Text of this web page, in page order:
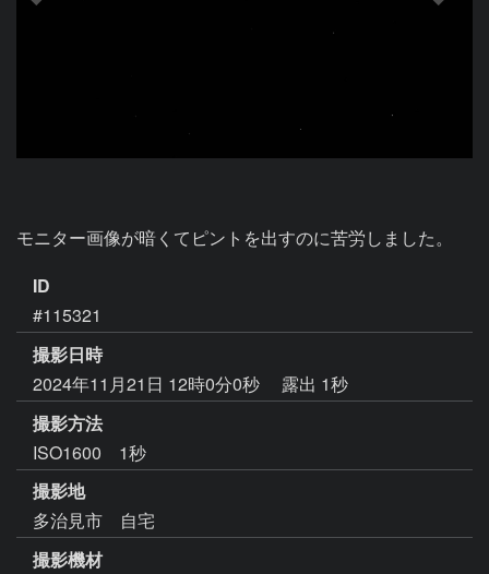
モニター画像が暗くてピントを出すのに苦労しました。
ID
#115321
撮影日時
2024年11月21日 12時0分0秒
露出 1秒
撮影方法
ISO1600 1秒
撮影地
多治見市 自宅
撮影機材